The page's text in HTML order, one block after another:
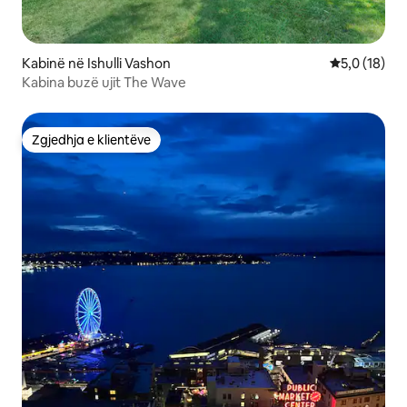
Kabinë në Ishulli Vashon Vlerësimi
5,0 (18)
Kabina buzë ujit The Wave
Zgjedhja e klientëve
Zgjedhja e klientëve